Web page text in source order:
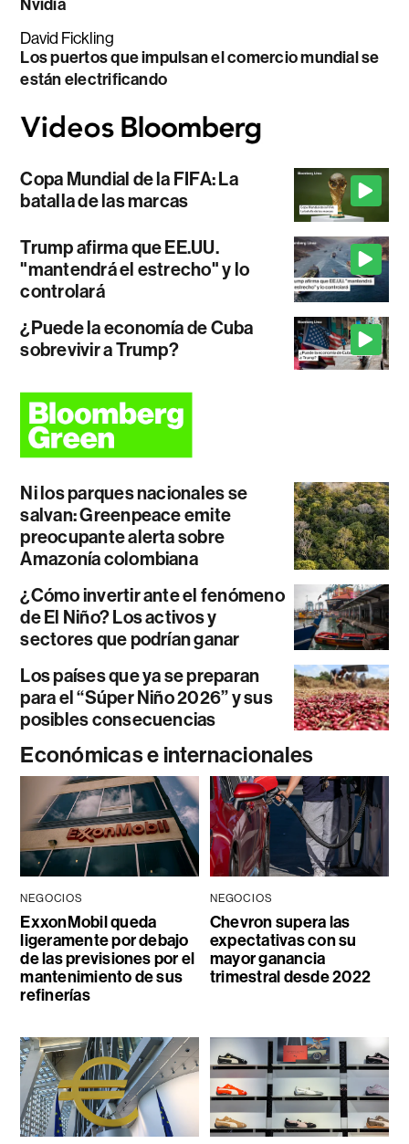
Nvidia
David Fickling
Los puertos que impulsan el comercio mundial se
están electrificando
Copa Mundial de la FIFA: La
batalla de las marcas
Trump afirma que EE.UU.
"mantendrá el estrecho" y lo
controlará
¿Puede la economía de Cuba
sobrevivir a Trump?
Ni los parques nacionales se
salvan: Greenpeace emite
preocupante alerta sobre
Amazonía colombiana
¿Cómo invertir ante el fenómeno
de El Niño? Los activos y
sectores que podrían ganar
Los países que ya se preparan
para el “Súper Niño 2026” y sus
posibles consecuencias
Económicas e internacionales
NEGOCIOS
ExxonMobil queda
ligeramente por debajo
de las previsiones por el
mantenimiento de sus
refinerías
NEGOCIOS
Chevron supera las
expectativas con su
mayor ganancia
trimestral desde 2022